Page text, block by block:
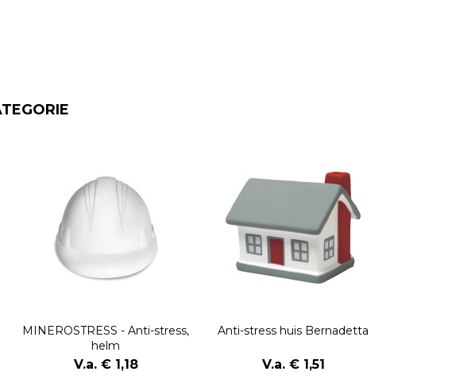
MINEROSTRESS - Anti-stress,
helm
V.a. € 1,18
Anti-stress huis Bernadetta
V.a. € 1,51